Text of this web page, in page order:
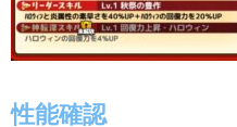
性能確認